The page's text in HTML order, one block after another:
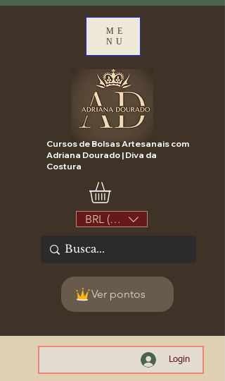
ME
NU
Cursos de Bolsas Artesanais com
Adriana Dourado | Diva da
Costura
BRL (R$)
Ver pontos
Login